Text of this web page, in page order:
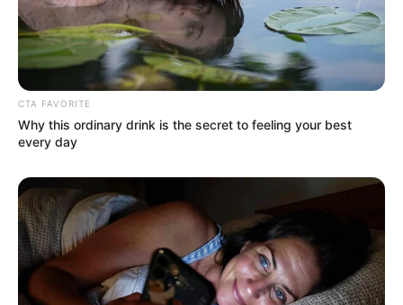
CTA FAVORITE
Why this ordinary drink is the secret to feeling your best
every day